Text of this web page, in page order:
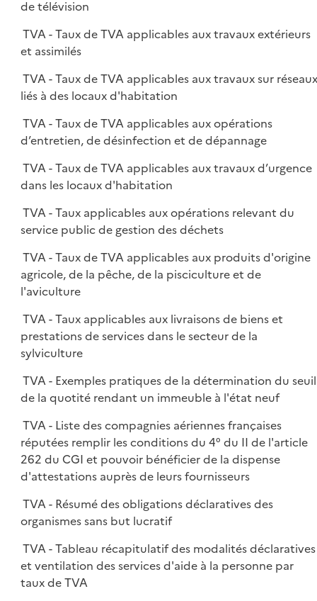
de télévision
TVA - Taux de TVA applicables aux travaux extérieurs
et assimilés
TVA - Taux de TVA applicables aux travaux sur
liés à des locaux d'habitation
TVA - Taux de TVA applicables aux opérations
d’entretien, de désinfection et de dépannage
TVA - Taux de TVA applicables aux travaux d’urgence
dans les locaux d'habitation
TVA - Taux applicables aux opérations relevant du
service public de gestion des déchets
TVA - Taux de TVA applicables aux produits d'origine
agricole, de la pêche, de la pisciculture et de
l'aviculture
TVA - Taux applicables aux livraisons de biens et
prestations de services dans le secteur de la
sylviculture
TVA - Exemples pratiques de la détermination du seuil
de la quotité rendant un immeuble à l'état neuf
TVA - Liste des compagnies aériennes françaises
réputées remplir les conditions du 4° du II de l'article
262 du CGI et pouvoir bénéficier de la dispense
d'attestations auprès de leurs fournisseurs
TVA - Résumé des obligations déclaratives des
organismes sans but lucratif
TVA - Tableau récapitulatif des modalités déclaratives
et ventilation des services d'aide à la personne par
taux de TVA